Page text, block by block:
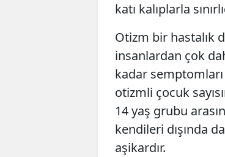
katı kalıplarla
Otizm bir hastalık
insanlardan çok
kadar
otizmli çocuk
14 yaş grubu
kendileri dışında
aşikardır.